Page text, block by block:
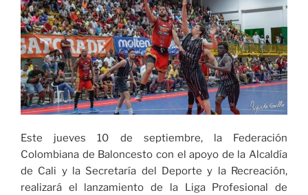
de
baloncesto
profesional»
Este jueves 10 de septiembre, la Federación
Colombiana de Baloncesto con el apoyo de la Alcaldía
de Cali y la Secretaría del Deporte y la Recreación,
realizará el lanzamiento de la Liga Profesional de